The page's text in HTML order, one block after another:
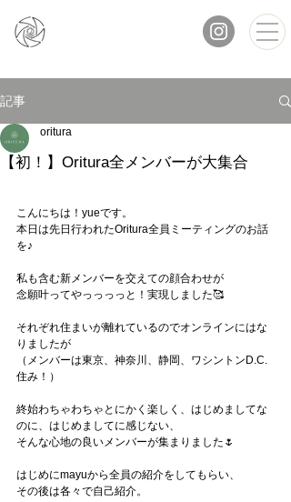
記事
【初！】Oritura全メンバーが大集合
oritura
こんにちは！yueです。
本日は先日行われたOritura全員ミーティングのお話
を♪
私も含む新メンバーを交えての顔合わせが
念願叶ってやっっっっと！実現しました🥰
それぞれ住まいが離れているのでオンラインにはな
りましたが
（メンバーは東京、神奈川、静岡、ワシントンD.C.
住み！）
終始わちゃわちゃとにかく楽しく、はじめましてな
のに、はじめましてに感じない、
そんな心地の良いメンバーが集まりました🌷
はじめにmayuから全員の紹介をしてもらい、
その後は各々で自己紹介。